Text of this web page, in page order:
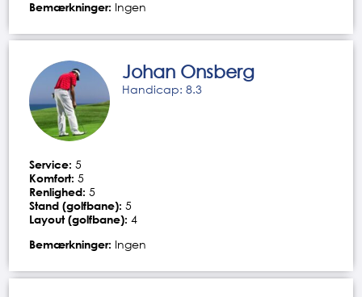
Bemærkninger: Ingen
Johan Onsberg
Handicap: 8.3
Service: 5
Komfort: 5
Renlighed: 5
Stand (golfbane): 5
Layout (golfbane): 4
Bemærkninger: Ingen